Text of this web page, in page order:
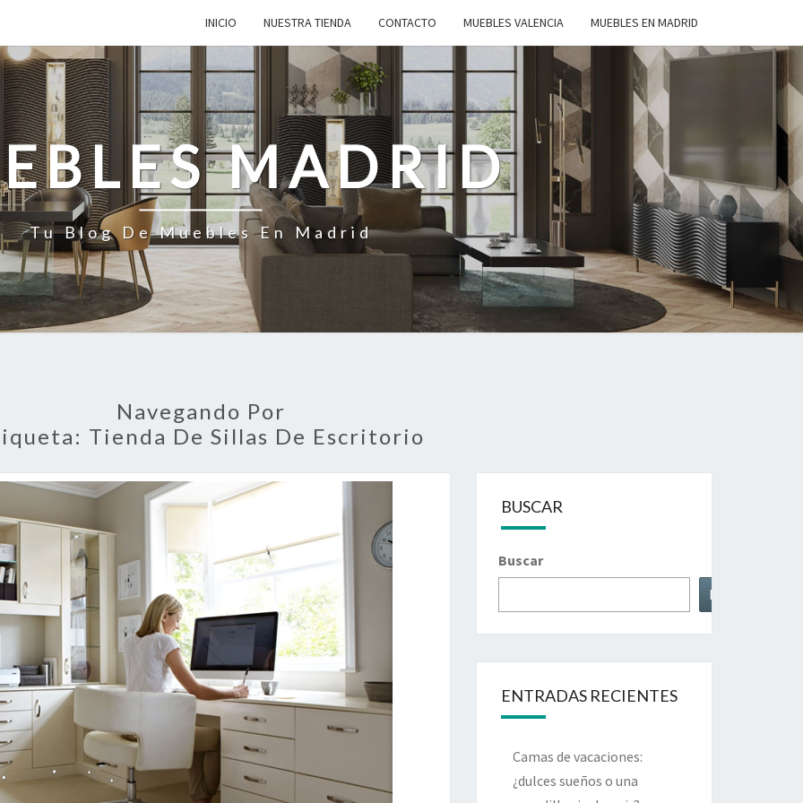
INICIO NUESTRA TIENDA CONTACTO MUEBLES VALENCIA MUEBLES EN MADRID
MADRID
Tu Blog De Muebles En Madrid
Navegando Por
Tienda De Sillas De Escritorio
BUSCAR
Buscar
Buscar
ENTRADAS RECIENTES
Camas de vacaciones:
¿dulces sueños o una